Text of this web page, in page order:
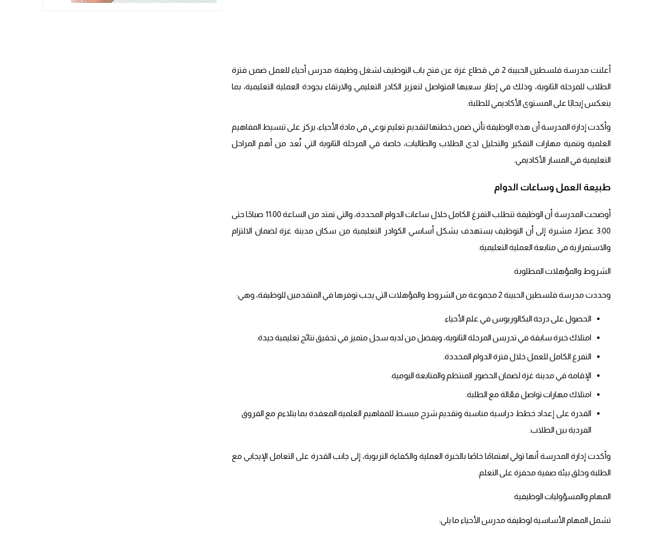
أعلنت مدرسة فلسطين الحبيبة 2 في قطاع غزة عن فتح باب التوظيف لشغل وظيفة مدرس أحياء للعمل ضمن فترة
الطلاب للمرحلة الثانوية، وذلك في إطار سعيها المتواصل لتعزيز الكادر التعليمي والارتقاء بجودة العملية التعليمية، بما
ينعكس إيجابًا على المستوى الأكاديمي للطلبة.
وأكدت إدارة المدرسة أن هذه الوظيفة تأتي ضمن خطتها لتقديم تعليم نوعي في مادة الأحياء، يركز على تبسيط المفاهيم
العلمية وتنمية مهارات التفكير والتحليل لدى الطلاب والطالبات، خاصة في المرحلة الثانوية التي تُعد من أهم المراحل
التعليمية في المسار الأكاديمي.
طبيعة العمل وساعات الدوام
أوضحت المدرسة أن الوظيفة تتطلب التفرغ الكامل خلال ساعات الدوام المحددة، والتي تمتد من الساعة 11:00 صباحًا حتى
3:00 عصرًا، مشيرة إلى أن التوظيف يستهدف بشكل أساسي الكوادر التعليمية من سكان مدينة غزة لضمان الالتزام
والاستمرارية في متابعة العملية التعليمية.
الشروط والمؤهلات المطلوبة
وحددت مدرسة فلسطين الحبيبة 2 مجموعة من الشروط والمؤهلات التي يجب توفرها في المتقدمين للوظيفة، وهي:
الحصول على درجة البكالوريوس في علم الأحياء.
امتلاك خبرة سابقة في تدريس المرحلة الثانوية، ويفضل من لديه سجل متميز في تحقيق نتائج تعليمية جيدة.
التفرغ الكامل للعمل خلال فترة الدوام المحددة.
الإقامة في مدينة غزة لضمان الحضور المنتظم والمتابعة اليومية.
امتلاك مهارات تواصل فعّالة مع الطلبة.
القدرة على إعداد خطط دراسية مناسبة وتقديم شرح مبسط للمفاهيم العلمية المعقدة بما يتلاءم مع الفروق
الفردية بين الطلاب.
وأكدت إدارة المدرسة أنها تولي اهتمامًا خاصًا بالخبرة العملية والكفاءة التربوية، إلى جانب القدرة على التعامل الإيجابي مع
الطلبة وخلق بيئة صفية محفزة على التعلم.
المهام والمسؤوليات الوظيفية
تشمل المهام الأساسية لوظيفة مدرس الأحياء ما يلي: